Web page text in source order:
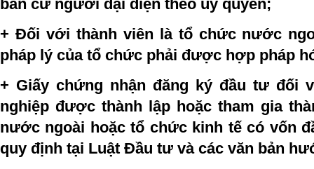
bản cử người đại diện theo ủy quyền;
+ Đối với thành viên là tổ chức nước
pháp lý của tổ chức phải được hợp pháp
+ Giấy chứng nhận đăng ký đầu tư đối
nghiệp được thành lập hoặc tham gia
nước ngoài hoặc tổ chức kinh tế có vốn
quy định tại Luật Đầu tư và các văn bản